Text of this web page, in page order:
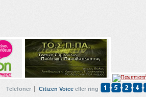
Telefoner Citizen Voice eller ring